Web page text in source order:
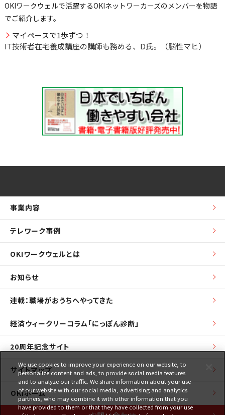
OKIワークウェルで活躍するOKIネットワーカーズのメンバーを物語
でご紹介します。
マイペースで1歩ずつ！
IT技術者在宅養成講座の講師も務める、D氏。（脳性マヒ）
事業内容
テレワーク事例
OKIワークウェルとは
お知らせ
連載：職場がおうちへやってきた
経済ウィークリーコラム「にっぽん診断」
20周年記念サイト
サイトマップ
OKIホーム
We use cookies to improve your experience on our website, to
personalize content and ads, to provide social media features
and to analyze our traffic. We share information about your use
of our website with our social media, advertising and analytics
partners, who may combine it with other information that you
have provided to them or that they have collected from your use